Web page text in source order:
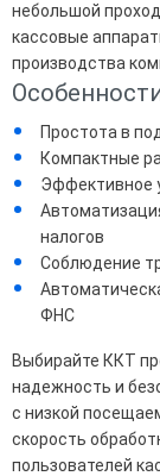
небольшой
кассовые
производства
Простота в
Компактные
Эффективное
налогов
Соблюдение
ФНС
Выбирайте ККТ
надежность и
с низкой
скорость
пользователей